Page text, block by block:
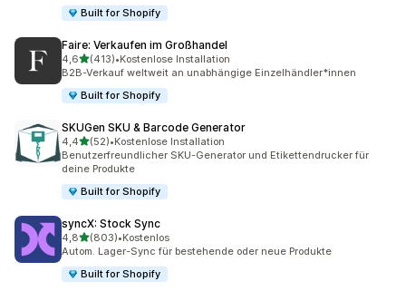
Built for Shopify
Faire: Verkaufen im Großhandel
4,6von 5 Sternen
(413)
413 Rezensionen insgesamt
•Kostenlose Installation
B2B-Verkauf weltweit an unabhängige Einzelhändler*innen
Built for Shopify
SKUGen SKU & Barcode Generator
4,4von 5 Sternen
(52)
52 Rezensionen insgesamt
•Kostenlose Installation
Benutzerfreundlicher SKU-Generator und Etikettendrucker für
deine Produkte
Built for Shopify
syncX: Stock Sync
4,8von 5 Sternen
(803)
803 Rezensionen insgesamt
•Kostenlos
Autom. Lager-Sync für bestehende oder neue Produkte
Built for Shopify